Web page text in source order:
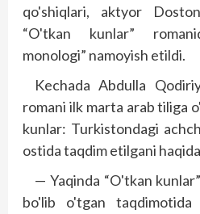
qo'shiqlari, aktyor
“O'tkan kunlar”
monologi” namoyish etildi.
Kechada Abdulla
romani ilk marta arab tiliga
kunlar: Turkistondagi
ostida taqdim etilgani
— Yaqinda “O'tkan
bo'lib o'tgan